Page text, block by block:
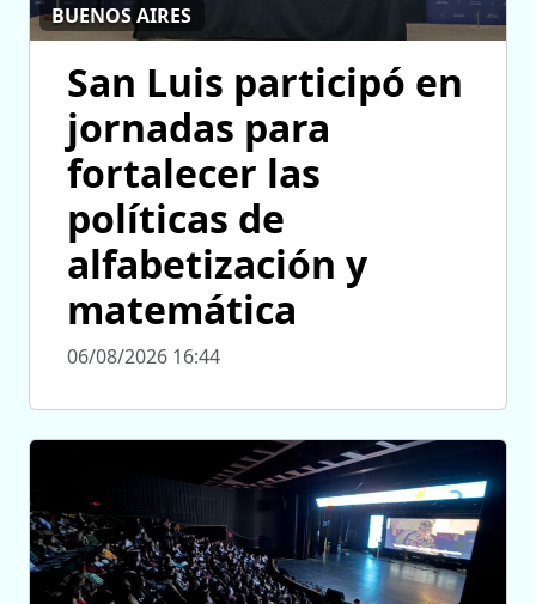
BUENOS AIRES
San Luis participó en
jornadas para
fortalecer las
políticas de
alfabetización y
matemática
06/08/2026 16:44